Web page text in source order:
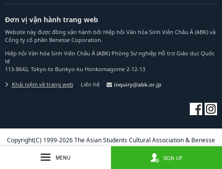
Đơn vị vận hành trang web
Website này được đồng vận hành bởi Hiệp hội Văn hóa Sinh Viên Châu Á (ABK) và
Công ty cổ phần Benesse Coporation.
Hiệp hội Văn hóa Sinh Viên Châu Á (ABK) Phòng Sự nghiệp Hỗ trợ Giáo dục Quốc
tế
113-8642, Tokyo-to Bunkyo-ku Honkomagome 2-12-13
Khái niệm về trang web Liên hệ
Copyright(C) 1999-2026 The Asian Students Cultural Association & Benesse
Corporation. All Right Reserved.
MENU SIGN UP